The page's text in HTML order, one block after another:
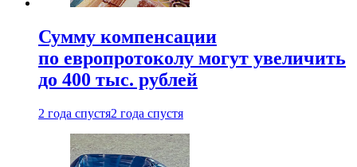
Сумму компенсации
по европротоколу могут увеличить
до 400 тыс. рублей
2 года спустя2 года спустя